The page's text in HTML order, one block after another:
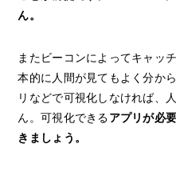
ん。
またビーコンによってキャッ
本的に人間が見てもよく分か
リなどで可視化しなければ、
ん。可視化できるアプリが必
きましょう。